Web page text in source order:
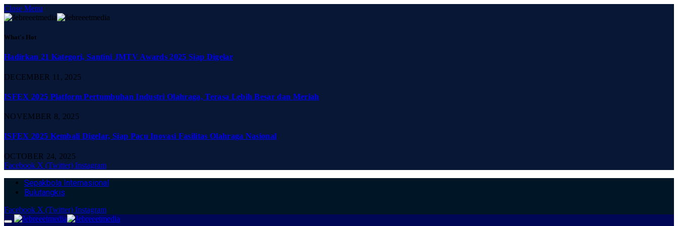
Close Menu
What's Hot
Hadirkan 21 Kategori, Santini JMTV Awards 2025 Siap Digelar
DECEMBER 11, 2025
ISFEX 2025 Platform Pertumbuhan Industri Olahraga, Terasa Lebih Besar dan Meriah
NOVEMBER 8, 2025
ISFEX 2025 Kembali Digelar, Siap Pacu Inovasi Fasilitas Olahraga Nasional
OCTOBER 24, 2025
Facebook X (Twitter) Instagram
Sepakbola Internasional
Bulutangkis
Facebook X (Twitter) Instagram